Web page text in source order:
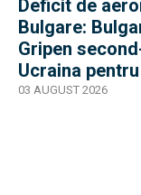
Deficit de
Bulgare:
Gripen
Ucraina
Polonia
03 AUGUST 2026